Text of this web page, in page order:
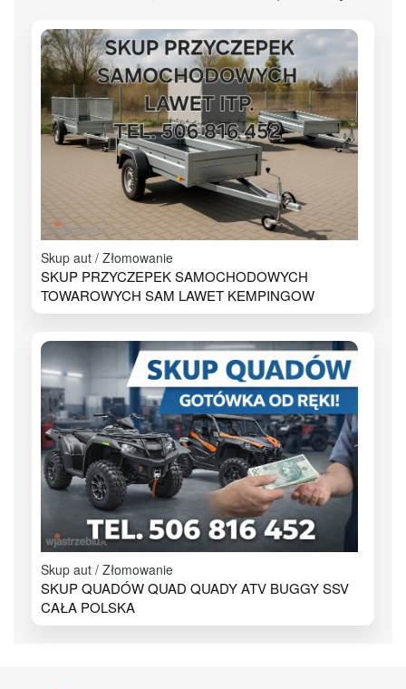
Skup aut / Złomowanie
SKUP PRZYCZEPEK SAMOCHODOWYCH
TOWAROWYCH SAM LAWET KEMPINGOW
Skup aut / Złomowanie
SKUP QUADÓW QUAD QUADY ATV BUGGY SSV
CAŁA POLSKA